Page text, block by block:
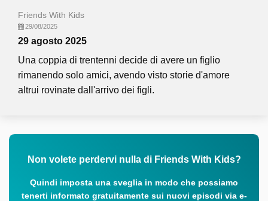
Friends With Kids
29/08/2025
29 agosto 2025
Una coppia di trentenni decide di avere un figlio
rimanendo solo amici, avendo visto storie d'amore
altrui rovinate dall'arrivo dei figli.
Non volete perdervi nulla di Friends With Kids?
Quindi imposta una sveglia in modo che possiamo
tenerti informato gratuitamente sui nuovi episodi via e-